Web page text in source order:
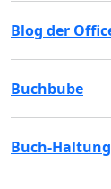
Blog der
Buchbube
Buch-Haltung